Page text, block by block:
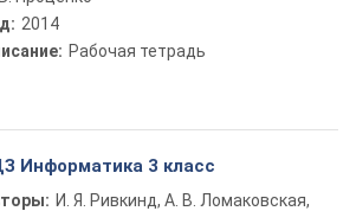
2014
Рабочая тетрадь
Информатика 3 класс
И. Я. Ривкинд, А. В. Ломаковская,